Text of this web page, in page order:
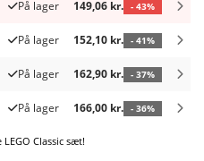
På lager 149,06 kr. - 43%
På lager 152,10 kr. - 41%
På lager 162,90 kr. - 37%
På lager 166,00 kr. - 36%
Classic sæt!